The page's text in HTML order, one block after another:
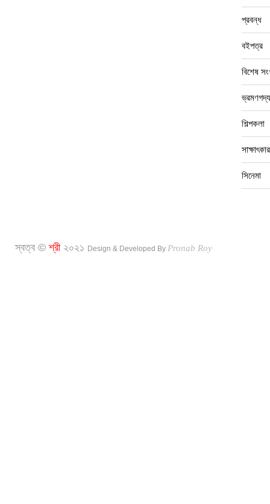
প্রবন্ধ
বইপত্র
বিশেষ
ভ্রমণগদ্য
শিল্পকলা
সাক্ষাৎকার
সিনেমা
স্বত্ব ©শ্রী ২০২১ Design & Developed By Pronab Roy